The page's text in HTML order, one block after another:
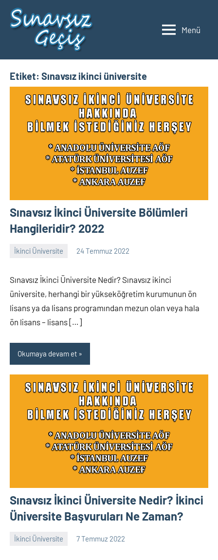
İçeriğe
geç
Puanları
Sıralamaları
Menü
Etiket: Sınavsız ikinci üniversite
Sınavsız İkinci Üniversite Bölümleri
Hangileridir? 2022
İkinci Üniversite 24 Temmuz 2022
Sınavsız İkinci Üniversite Nedir? Sınavsız ikinci
üniversite, herhangi bir yükseköğretim kurumunun ön
lisans ya da lisans programından mezun olan veya hala
ön lisans – lisans […]
Okumaya devam et
Sınavsız İkinci Üniversite Nedir? İkinci
Üniversite Başvuruları Ne Zaman?
İkinci Üniversite 7 Temmuz 2022